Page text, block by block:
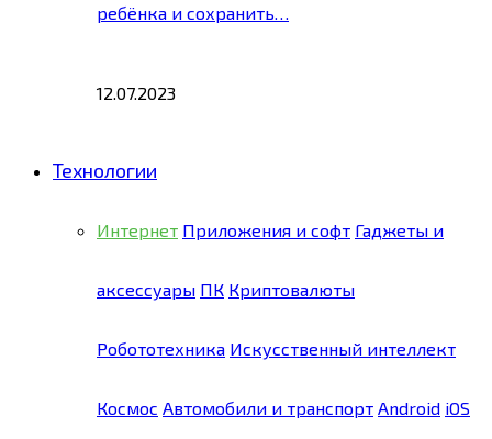
ребёнка и сохранить…
12.07.2023
Технологии
Интернет Приложения и софт Гаджеты и
аксессуары ПК Криптовалюты
Робототехника Искусственный интеллект
Космос Автомобили и транспорт Android iOS